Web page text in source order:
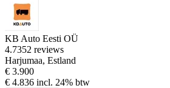
KB Auto Eesti OÜ
4.7352 reviews
Harjumaa, Estland
€ 3.900
€ 4.836 incl. 24% btw